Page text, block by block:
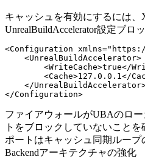
キャッシュを有効にするには
UnrealBuildAccelerator設定ブロ
<Configuration
    <UnrealBuildAccelerator>
<WriteCache>true</
<Cache>127.0.0.1</
</
ファイアウォールがUBAのロ
トをブロックしていないこと
ポートはキャッシュ同期ループ
Backendアーキテクチャの強化